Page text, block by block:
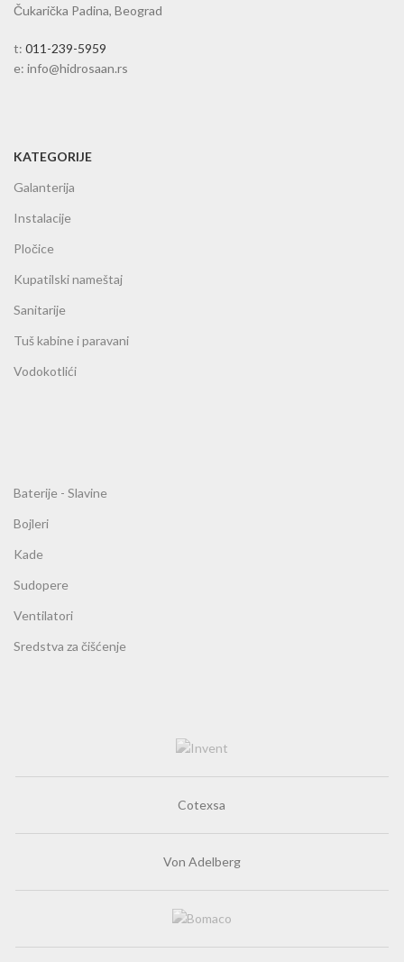
Čukarička Padina, Beograd
t: 011-239-5959
e: info@hidrosaan.rs
KATEGORIJE
Galanterija
Instalacije
Pločice
Kupatilski nameštaj
Sanitarije
Tuš kabine i paravani
Vodokotlići
Baterije - Slavine
Bojleri
Kade
Sudopere
Ventilatori
Sredstva za čišćenje
Cotexsa
Von Adelberg